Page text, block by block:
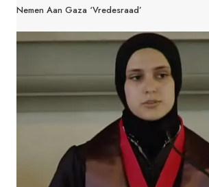
Nemen Aan Gaza ‘Vredesraad’